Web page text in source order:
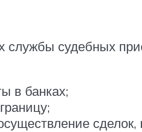
службы судебных
в банках;